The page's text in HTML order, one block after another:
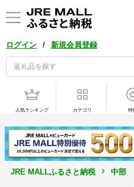
ログイン / 新規会員登録
人気ランキング カテゴリ 特
JRE MALLふるさと納税 中部